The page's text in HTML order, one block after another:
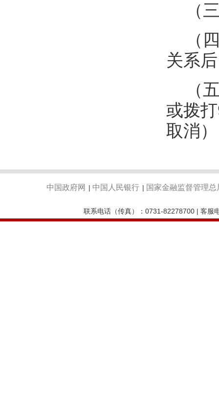
（三
（四
关系
（五
或拨
取消
中国政府网 | 中国人民银行 | 国家金融监督管理总
联系电话（传真）：0731-82278700 | 客服